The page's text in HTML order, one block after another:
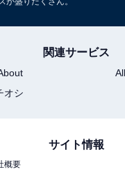
関連サービス
オシ
サイト情報
概要